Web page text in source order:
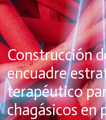
Construcción
encuadre
terapéutico
chagásicos en